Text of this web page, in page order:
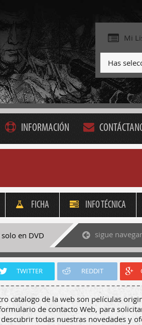
Mi
Has
INFORMACIÓN
FICHA INFO TÉCNICA
en DVD sigue
TWITTER REDDIT
catalogo de la web son películas
de contacto Web, para
todas nuestras novedades y